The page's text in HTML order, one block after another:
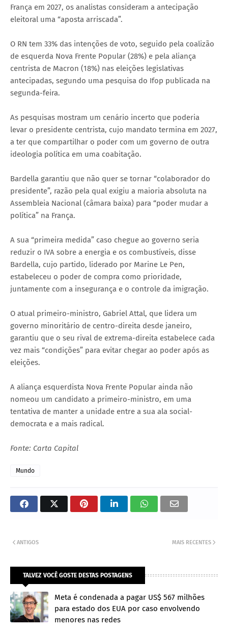
França em 2027, os analistas consideram a antecipação
eleitoral uma “aposta arriscada”.
O RN tem 33% das intenções de voto, seguido pela coalizão
de esquerda Nova Frente Popular (28%) e pela aliança
centrista de Macron (18%) nas eleições legislativas
antecipadas, segundo uma pesquisa do Ifop publicada na
segunda-feira.
As pesquisas mostram um cenário incerto que poderia
levar o presidente centrista, cujo mandato termina em 2027,
a ter que compartilhar o poder com um governo de outra
ideologia política em uma coabitação.
Bardella garantiu que não quer se tornar “colaborador do
presidente”, razão pela qual exigiu a maioria absoluta na
Assembleia Nacional (câmara baixa) para “poder mudar a
política” na França.
A sua “primeira medida” caso chegue ao governo seria
reduzir o IVA sobre a energia e os combustíveis, disse
Bardella, cujo partido, liderado por Marine Le Pen,
estabeleceu o poder de compra como prioridade,
juntamente com a insegurança e o controle da imigração.
O atual primeiro-ministro, Gabriel Attal, que lidera um
governo minoritário de centro-direita desde janeiro,
garantiu que o seu rival de extrema-direita estabelece cada
vez mais “condições” para evitar chegar ao poder após as
eleições.
A aliança esquerdista Nova Frente Popular ainda não
nomeou um candidato a primeiro-ministro, em uma
tentativa de manter a unidade entre a sua ala social-
democrata e a mais radical.
Fonte: Carta Capital
Mundo
MAIS RECENTES
ANTIGOS
TALVEZ VOCÊ GOSTE DESTAS POSTAGENS
Meta é condenada a pagar US$ 567 milhões
para estado dos EUA por caso envolvendo
menores nas redes